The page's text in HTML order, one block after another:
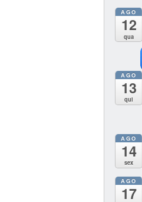
AGO
12
qua
AGO
13
qui
AGO
14
sex
AGO
17